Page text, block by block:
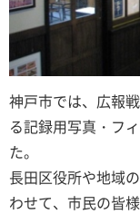
神戸市では、広報
る記録用写真・フ
た。
長田区役所や地域
わせて、市民の皆